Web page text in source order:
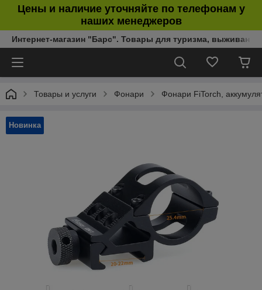
Цены и наличие уточняйте по телефонам у
наших менеджеров
Интернет-магазин "Барс". Товары для туризма,
Товары и услуги Фонари Фонари FiTorch,
Новинка